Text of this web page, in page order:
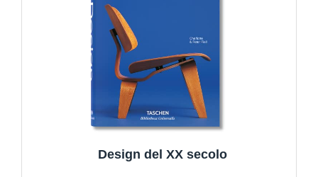
Design del XX secolo